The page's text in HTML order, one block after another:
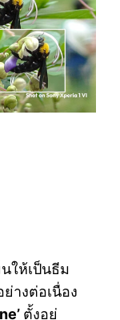
ให้เป็นธีม
างต่อเนื่อง
ตั้งอยู่